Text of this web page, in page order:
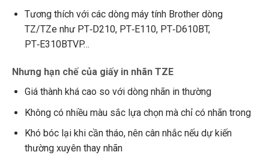
Tương thích với các dòng máy tính Brother dòng
TZ/TZe như PT‑D210, PT‑E110, PT‑D610BT,
PT‑E310BTVP…
Nhưng hạn chế của giấy in nhãn TZE
Giá thành khá cao so với dòng nhãn in thường
Không có nhiều màu sắc lựa chọn mà chỉ có nhãn trong
Khó bóc lại khi cần tháo, nên cân nhắc nếu dự kiến
thường xuyên thay nhãn